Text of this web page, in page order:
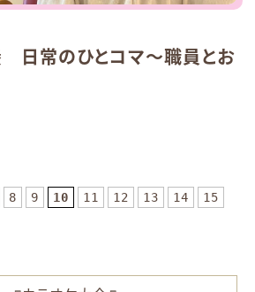
日常のひとコマ～職員とお
8 9 10 11 12 13 14
15